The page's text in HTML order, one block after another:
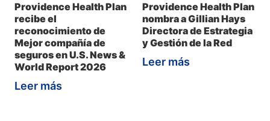
Providence Health Plan
recibe el
reconocimiento de
Mejor compañía de
seguros en U.S. News &
World Report 2026
Leer más
Providence Health Plan
nombra a Gillian Hays
Directora de Estrategia
y Gestión de la Red
Leer más